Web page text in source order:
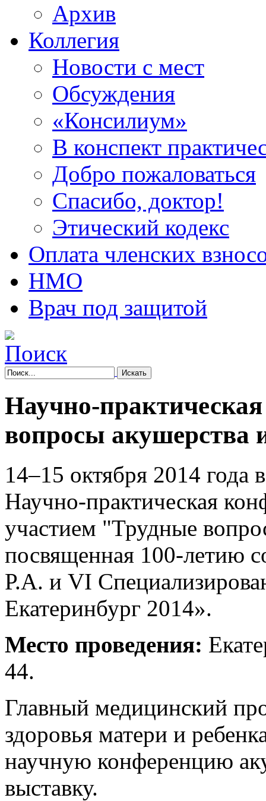
Архив
Коллегия
Новости с мест
Обсуждения
«Консилиум»
В конспект
Добро пожаловаться
Спасибо, доктор!
Этический кодекс
Оплата членских
НМО
Врач под защитой
Научно-
вопросы акушерства
14–15 октября 2014 года
Научно-практическая
участием "Трудные
посвященная 100-летию
Р.А. и VI
Екатеринбург 2014».
Место проведения:
44.
Главный медицинский
здоровья матери и
научную конференцию
выставку.